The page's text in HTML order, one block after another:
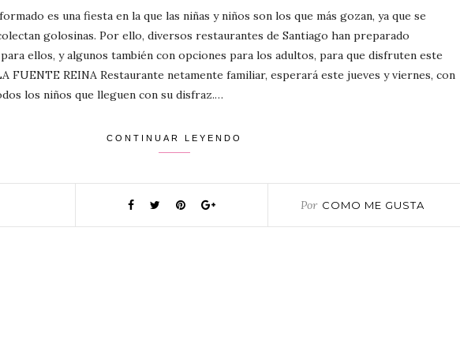
es una fiesta en la que las niñas y niños son los que más gozan, ya que se
golosinas. Por ello, diversos restaurantes de Santiago han preparado
ellos, y algunos también con opciones para los adultos, para que disfruten este
FUENTE REINA Restaurante netamente familiar, esperará este jueves y viernes, con
los niños que lleguen con su disfraz.…
CONTINUAR LEYENDO
Por COMO ME GUSTA